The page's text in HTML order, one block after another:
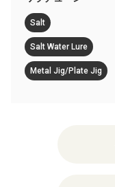
Salt
Salt Water Lure
Metal Jig/Plate Jig